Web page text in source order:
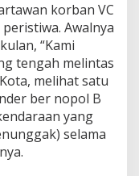
korban VC
Awalnya
“Kami
tengah melintas
melihat satu
ber nopol B
yang
selama